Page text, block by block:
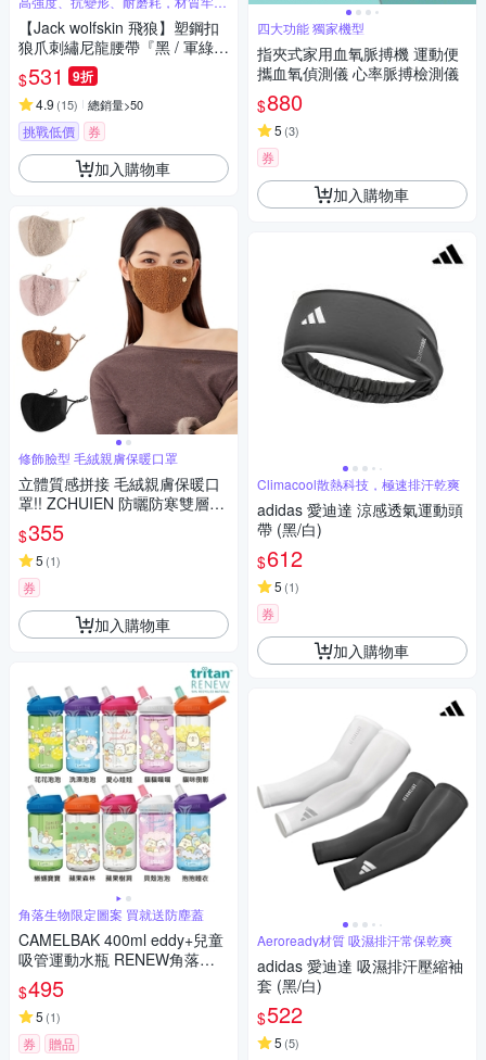
耐用
【Jack wolfskin 飛狼】塑鋼扣
狼爪刺繡尼龍腰帶『黑 / 軍綠 /
深藍 / 咖啡 / 卡其』
$531 9折
4.9 (15) 總銷量>50
挑戰低價 券
加入購物車
修飾臉型 毛絨親膚保暖口罩
立體質感拼接 毛絨親膚保暖口
罩!! ZCHUIEN 防曬防寒雙層口
罩 騎車 自行車 登山 運動 休閒
旅遊 逛街 修飾臉型 秋冬防風透
氣保暖口罩
$355
5 (1)
券
加入購物車
角落生物限定圖案 買就送防塵蓋
CAMELBAK 400ml eddy+兒童
吸管運動水瓶 RENEW角落小
夥伴-多款任選
$495
5 (1)
券 贈品
四大功能 獨家機型
指夾式家用血氧脈搏機 運動便
攜血氧偵測儀 心率脈搏檢測儀
$880
5 (3)
券
加入購物車
Climacool散熱科技，極速排汗乾爽
adidas 愛迪達 涼感透氣運動頭
帶 (黑/白)
$612
5 (1)
券
加入購物車
Aeroready材質 吸濕排汗常保乾爽
adidas 愛迪達 吸濕排汗壓縮袖
套 (黑/白)
$522
5 (5)